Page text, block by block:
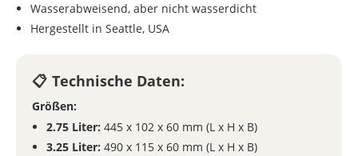
Wasserabweisend, aber nicht wasserdicht
Hergestellt in Seattle, USA
Technische Daten:
Größen:
2.75 Liter: 445 x 102 x 60 mm (L x H x B)
3.25 Liter: 490 x 115 x 60 mm (L x H x B)